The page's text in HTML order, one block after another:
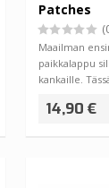
Patches
Maailman
paikkalappu
kankaille.
14,90 €